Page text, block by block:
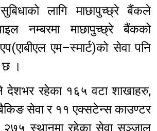
लागि माछापुच्छ्रे बैंकले
नम्बरमा माछापुच्छ्रे बैंकको
एम–स्मार्ट)को सेवा पनि
छ ।
देशभर रहेका १६५ वटा शाखाहरु,
सेवा र ११ एक्सटेन्स काउण्टर
२७५ स्थानमा रहेका सेवा सञ्जाल